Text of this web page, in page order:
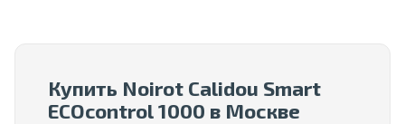
Купить Noirot Calidou Smart
ECOcontrol 1000 в Москве